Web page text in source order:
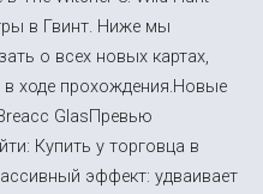
в Гвинт. Ниже мы
о всех новых картах,
ходе прохождения.Новые
GlasПревью
Купить у торговца в
эффект: удваивает